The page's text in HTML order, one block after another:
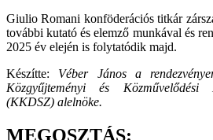
Giulio Romani konföderációs titkár
további kutató és elemző munkával és
2025 év elején is folytatódik majd.
Készítte: Véber János a
Közgyűjteményi és Közművelődési
(KKDSZ) alelnöke.
MEGOSZTÁS: